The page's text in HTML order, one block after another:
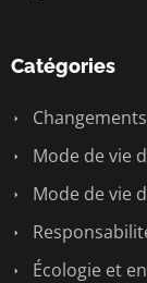
Catégories
Mode de vie
Mode de vie
Écologie et